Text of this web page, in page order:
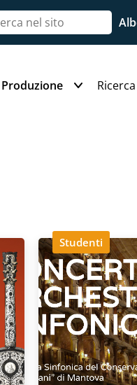
Produzione Ricerca
Studenti